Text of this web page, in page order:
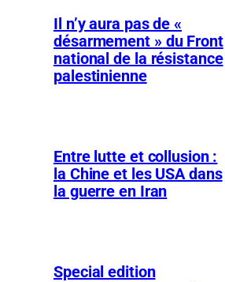
Il n’y aura pas de «
désarmement » du Front
national de la résistance
palestinienne
Entre lutte et collusion :
la Chine et les USA dans
la guerre en Iran
Special edition